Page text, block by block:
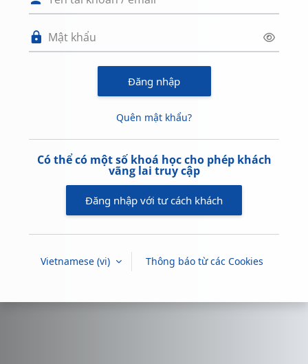
Đăng nhập
Quên mật khẩu?
Có thể có một số khoá học cho phép khách
vãng lai truy cập
Đăng nhập với tư cách khách
Vietnamese ‎(vi)‎ Thông báo từ các Cookies